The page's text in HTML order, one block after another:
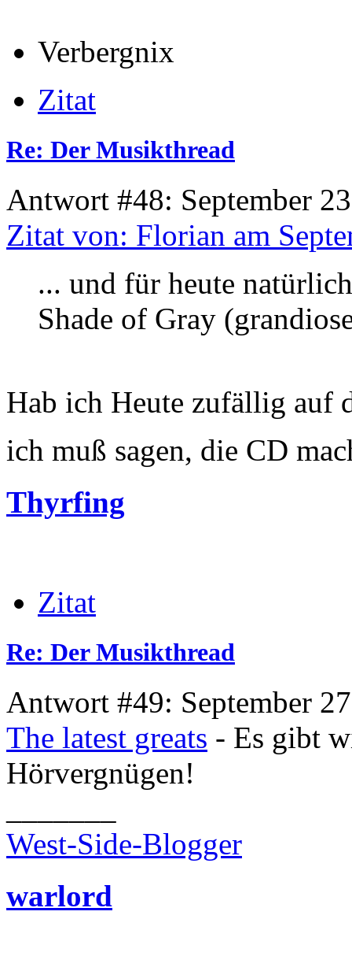
Verbergnix
Zitat
Re: Der Musikthread
Antwort #48: September
Zitat von: Florian am
... und für heute
Shade of Gray
Hab ich Heute zufällig auf
ich muß sagen, die CD
Thyrfing
Zitat
Re: Der Musikthread
Antwort #49: September
The latest greats - Es gibt
Hörvergnügen!
West-Side-Blogger
warlord